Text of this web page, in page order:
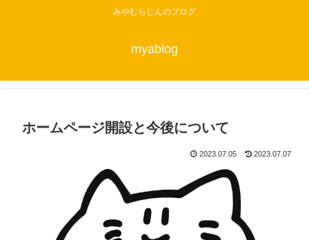
みやむらじんのブログ
myablog
ホームページ開設と今後について
2023.07.05 2023.07.07